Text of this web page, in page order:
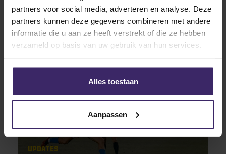
partners voor social media, adverteren en analyse. Deze
partners kunnen deze gegevens combineren met andere
informatie die u aan ze heeft verstrekt of die ze hebben
verzameld op basis van uw gebruik van hun services.
Alles toestaan
Aanpassen
Diego Konincks tekent profcontract
bij Chicago Fire
Dec
Updates